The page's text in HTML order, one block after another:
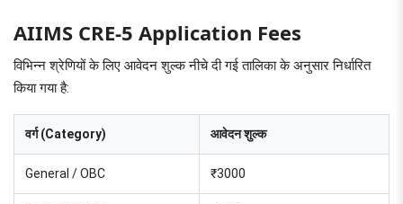
AIIMS CRE-5 Application Fees
विभिन्न श्रेणियों के लिए आवेदन शुल्क नीचे दी गई तालिका के अनुसार निर्धारित
किया गया है:
वर्ग (Category) आवेदन शुल्क
General / OBC ₹3000